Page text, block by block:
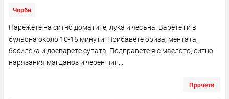
Чорби
Нарежете на ситно доматите, лука и чесъна. Варете ги в
бульона около 10-15 минути. Прибавете ориза, ментата,
босилека и досварете супата. Подправете я с маслото, ситно
нарязания магданоз и черен пип...
Прочети